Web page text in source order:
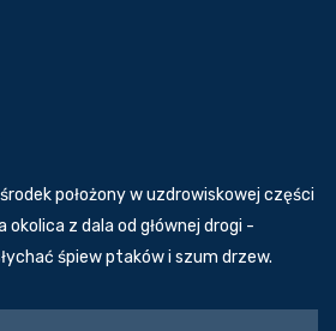
położony w uzdrowiskowej części
okolica z dala od głównej drogi -
śpiew ptaków i szum drzew.